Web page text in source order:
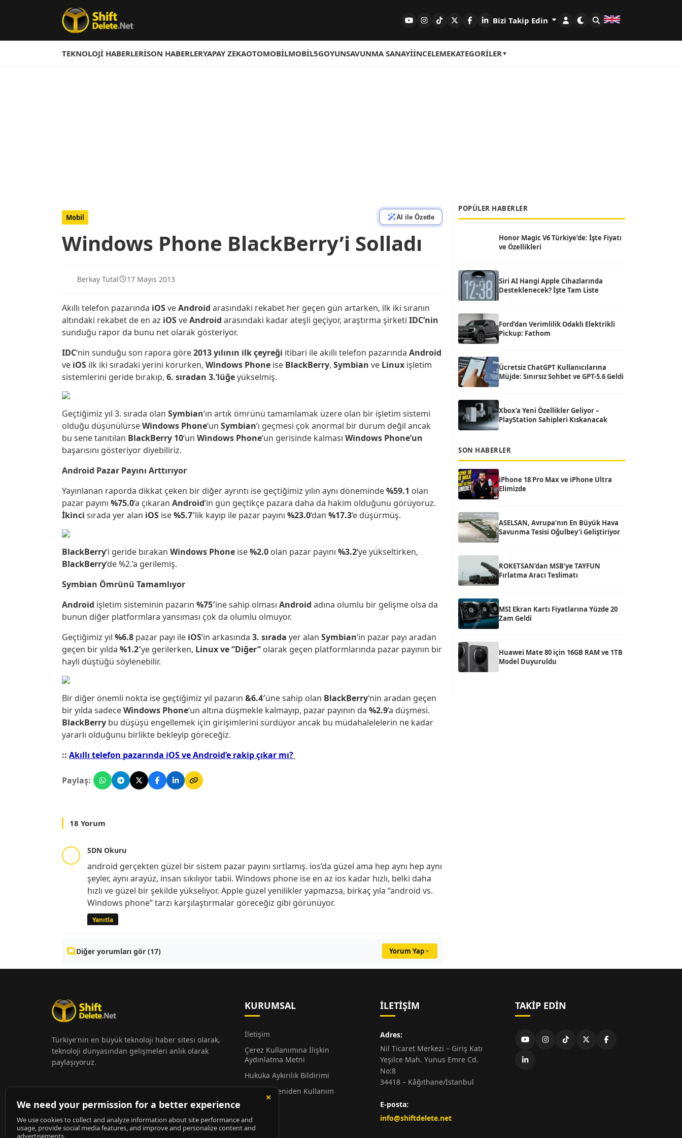
Bizi Takip Edin
TEKNOLOJI HABERLERISON HABERLERYAPAY ZEKAOTOMOBILMOBIL5GOYUNSAVUNMA SANAYIİNCELEMEKATEGORILER
Mobil AI ile Özetle
Windows Phone BlackBerry’i Solladı
Berkay Tutal 17 Mayıs 2013
Akıllı telefon pazarında iOSveAndroid arasındaki rekabet her geçen gün artarken, ilk iki sıranın
altındaki rekabet de en az iOSveAndroid arasındaki kadar ateşli geçiyor, araştırma şirketi IDC’nin
sunduğu rapor da bunu net olarak gösteriyor.
IDC‘nin sunduğu son rapora göre2013 yılının ilk çeyreği itibari ile akıllı telefon pazarında Android
ve iOS ilk iki sıradaki yerini korurken, Windows Phone ise BlackBerry, Symbian ve Linux işletim
sistemlerini geride bırakıp, 6. sıradan 3.’lüğeyükselmiş.
Geçtiğimiz yıl 3. sırada olan Symbian‘ın artık ömrünü tamamlamak üzere olan bir işletim sistemi
olduğu düşünülürseWindows Phone‘un Symbian‘ı geçmesi çok anormal bir durum değil ancak
bu sene tanıtılan BlackBerry 10‘un Windows Phone‘un gerisinde kalması Windows Phone’un
başarısını gösteriyor diyebiliriz.
Android Pazar Payını Arttırıyor
Yayınlanan raporda dikkat çeken bir diğer ayrıntı ise geçtiğimiz yılın aynı döneminde%59.1 olan
pazar payını %75.0‘a çıkaran Android‘in gün geçtikçe pazara daha da hakim olduğunu görüyoruz.
İkinci sırada yer alan iOS ise%5.7′lik kayıp ile pazar payını %23.0‘dan %17.3‘e düşürmüş.
BlackBerry‘i geride bırakan Windows Phone ise%2.0 olan pazar payını %3.2‘ye yükseltirken,
BlackBerry‘de %2.’a gerilemiş.
Symbian Ömrünü Tamamlıyor
Android işletim sisteminin pazarın %75′ine sahip olması Android adına olumlu bir gelişme olsa da
bunun diğer platformlara yansıması çok da olumlu olmuyor.
Geçtiğimiz yıl %6.8 pazar payı ile iOS‘in arkasında 3. sırada yer alan Symbian‘in pazar payı aradan
geçen bir yılda %1.2′ye gerilerken, Linux ve “Diğer” olarak geçen platformlarında pazar payının bir
hayli düştüğü söylenebilir.
Bir diğer önemli nokta ise geçtiğimiz yıl pazarın &6.4′üne sahip olan BlackBerry‘nin aradan geçen
bir yılda sadeceWindows Phone‘un altına düşmekle kalmayıp, pazar payının da %2.9‘a düşmesi.
BlackBerry bu düşüşü engellemek için girişimlerini sürdüyor ancak bu müdahalelelerin ne kadar
yararlı olduğunu birlikte bekleyip göreceğiz.
:: Akıllı telefon pazarında iOS ve Android’e rakip çıkar mı?
Paylaş:
18 Yorum
SDN Okuru
android gerçekten güzel bir sistem pazar payını sırtlamış. ios’da güzel ama hep aynı hep aynı
şeyler, aynı arayüz, insan sıkılıyor tabii. Windows phone ise en az ios kadar hızlı, belki daha
hızlı ve güzel bir şekilde yükseliyor. Apple güzel yenilikler yapmazsa, birkaç yıla “android vs.
Windows phone” tarzı karşılaştırmalar göreceğiz gibi görünüyor.
Yanıtla
Diğer yorumları gör (17) Yorum Yap
POPÜLER HABERLER
Honor Magic V6 Türkiye’de: İşte Fiyatı
ve Özellikleri
Siri AI Hangi Apple Cihazlarında
Desteklenecek? İşte Tam Liste
Ford’dan Verimlilik Odaklı Elektrikli
Pickup: Fathom
Ücretsiz ChatGPT Kullanıcılarına
Müjde: Sınırsız Sohbet ve GPT-5.6 Geldi
Xbox’a Yeni Özellikler Geliyor –
PlayStation Sahipleri Kıskanacak
SON HABERLER
iPhone 18 Pro Max ve iPhone Ultra
Elimizde
ASELSAN, Avrupa’nın En Büyük Hava
Savunma Tesisi Oğulbey’i Geliştiriyor
ROKETSAN’dan MSB’ye TAYFUN
Fırlatma Aracı Teslimatı
MSI Ekran Kartı Fiyatlarına Yüzde 20
Zam Geldi
Huawei Mate 80 için 16GB RAM ve 1TB
Model Duyuruldu
Türkiye'nin en büyük teknoloji haber sitesi olarak,
teknoloji dünyasından gelişmeleri anlık olarak
paylaşıyoruz.
KURUMSAL
İletişim
Çerez Kullanımına İlişkin
Aydınlatma Metni
Hukuka Aykırılık Bildirimi
Alıntı ve Yeniden Kullanım
Hakkında
Künye
İLETIŞIM
Adres:
Nil Ticaret Merkezi – Giriş Katı
Yeşilce Mah. Yunus Emre Cd.
No:8
34418 – Kâğıthane/İstanbul
E-posta:
info@shiftdelete.net
TAKIP EDIN